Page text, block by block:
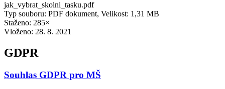
jak_vybrat_skolni_tasku.pdf
Typ souboru: PDF dokument, Velikost: 1,31 MB
Staženo: 285×
Vloženo: 28. 8. 2021
GDPR
Souhlas GDPR pro MŠ